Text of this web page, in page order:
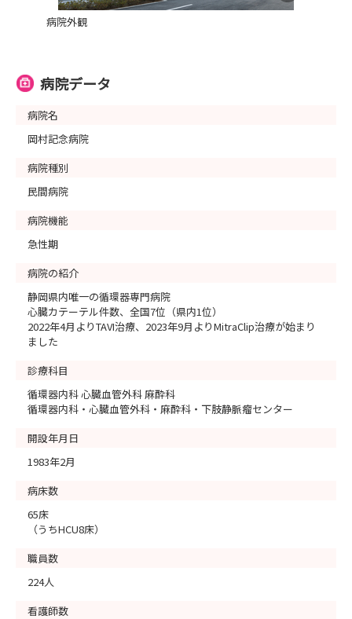
病院外観
病院データ
病院名
岡村記念病院
病院種別
民間病院
病院機能
急性期
病院の紹介
静岡県内唯一の循環器専門病院
心臓カテーテル件数、全国7位（県内1位）
2022年4月よりTAVI治療、2023年9月よりMitraClip治療が始まり
ました
診療科目
循環器内科 心臓血管外科 麻酔科
循環器内科・心臓血管外科・麻酔科・下肢静脈瘤センター
開設年月日
1983年2月
病床数
65床
（うちHCU8床）
職員数
224人
看護師数